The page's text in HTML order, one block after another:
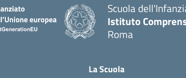
Scuola
Istituto
Roma
La Scuola